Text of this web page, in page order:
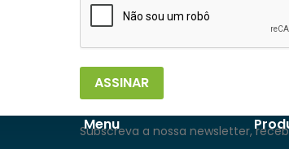
ASSINAR
Subscreva a nossa newsletter,
Menu